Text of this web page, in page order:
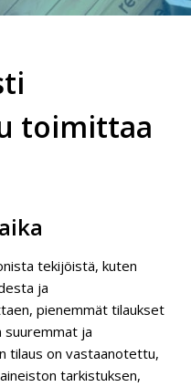
toimittaa
tekijöistä, kuten
ja
pienemmät tilaukset
suuremmat ja
tilaus on vastaanotettu,
tarkistuksen,